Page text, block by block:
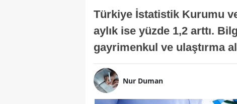
Türkiye İstatistik Kurumu
aylık ise yüzde 1,2 arttı.
gayrimenkul ve ulaştırma
Nur Duman